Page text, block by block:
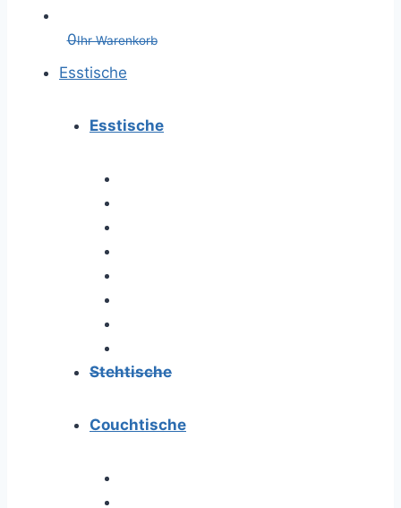
0Ihr Warenkorb
Esstische
Esstische
Stehtische
Couchtische